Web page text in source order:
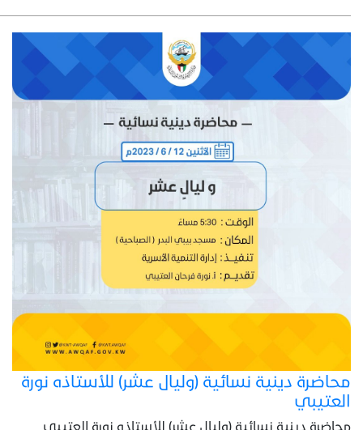
محاضرة دينية نسائية (وليال عشر) للأستاذه نورة
العتيبي
محاضرة دينية نسائية (وليال عشر) للأستاذه نورة العتيبي